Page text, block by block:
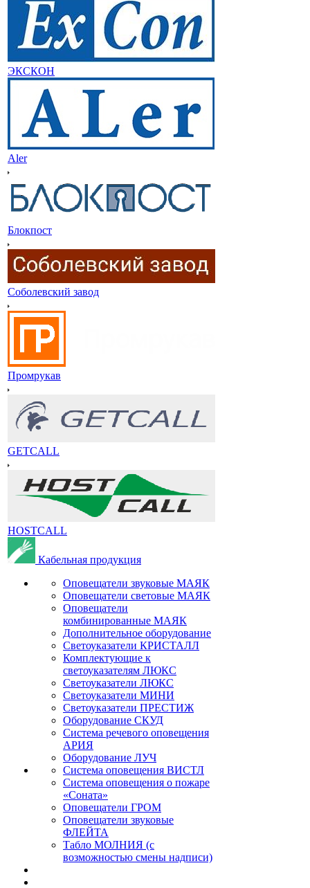
ЭКСКОН
Aler
Блокпост
Соболевский завод
Промрукав
GETCALL
HOSTCALL
Кабельная продукция
Оповещатели звуковые МАЯК
Оповещатели световые МАЯК
Оповещатели
комбинированные МАЯК
Дополнительное оборудование
Светоуказатели КРИСТАЛЛ
Комплектующие к
светоуказателям ЛЮКС
Светоуказатели ЛЮКС
Светоуказатели МИНИ
Светоуказатели ПРЕСТИЖ
Оборудование СКУД
Система речевого оповещения
АРИЯ
Оборудование ЛУЧ
Система оповещения ВИСТЛ
Система оповещения о пожаре
«Соната»
Оповещатели ГРОМ
Оповещатели звуковые
ФЛЕЙТА
Табло МОЛНИЯ (с
возможностью смены надписи)